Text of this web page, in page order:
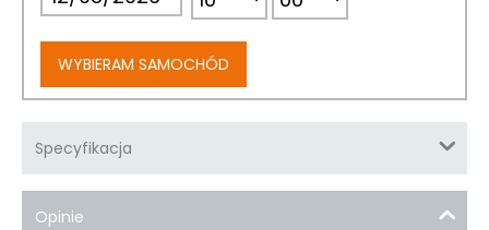
WYBIERAM SAMOCHÓD
Specyfikacja
Opinie